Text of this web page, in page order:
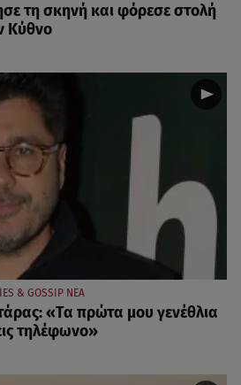
τη σκηνή και φόρεσε στολή
Κύθνο
& GOSSIP ΝΕΑ
«Τα πρώτα μου γενέθλια
τηλέφωνο»